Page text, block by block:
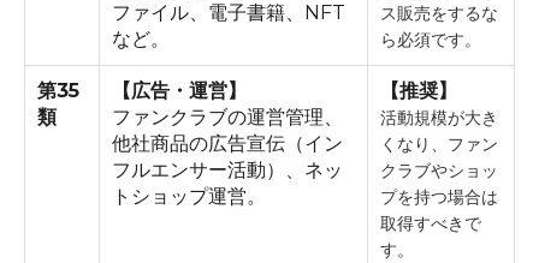
ファイル、電子書籍、NFT
など。
ス販売をするな
ら必須です。
第35
類
【広告・運営】
ファンクラブの運営管理、
他社商品の広告宣伝（イン
フルエンサー活動）、ネッ
トショップ運営。
【推奨】
活動規模が大き
くなり、ファン
クラブやショッ
プを持つ場合は
取得すべきで
す。